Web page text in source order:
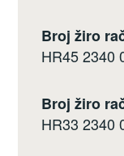
Broj žiro
HR45 2340
Broj žiro
HR33 2340